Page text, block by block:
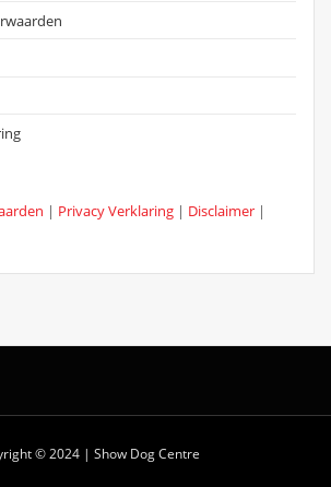
| Privacy Verklaring | Disclaimer |
© 2024 | Show Dog Centre